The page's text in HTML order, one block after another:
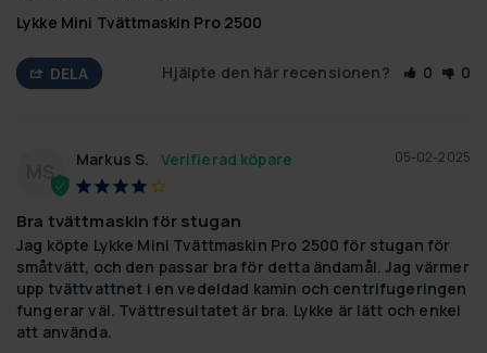
Lykke Mini Tvättmaskin Pro 2500
DELA Hjälpte den här recensionen? 0 0
MS
05-02-2025
Markus S.
Bra tvättmaskin för stugan
Jag köpte Lykke Mini Tvättmaskin Pro 2500 för stugan för
småtvätt, och den passar bra för detta ändamål. Jag värmer
upp tvättvattnet i en vedeldad kamin och centrifugeringen
fungerar väl. Tvättresultatet är bra. Lykke är lätt och enkel
att använda.